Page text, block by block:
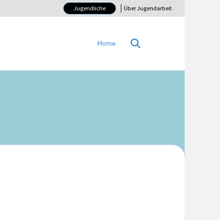
Jugendliche Über Jugendarbeit
Home